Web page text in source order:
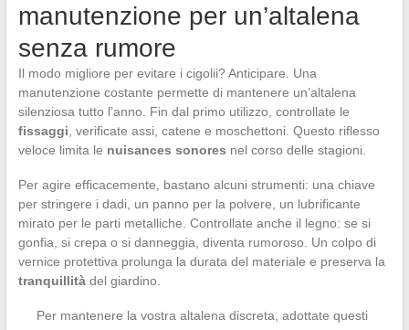
manutenzione per un’altalena
senza rumore
Il modo migliore per evitare i cigolii? Anticipare. Una
manutenzione costante permette di mantenere un’altalena
silenziosa tutto l’anno. Fin dal primo utilizzo, controllate le
fissaggi , verificate assi, catene e moschettoni. Questo riflesso
veloce limita le nuisances sonores nel corso delle stagioni.
Per agire efficacemente, bastano alcuni strumenti: una chiave
per stringere i dadi, un panno per la polvere, un lubrificante
mirato per le parti metalliche. Controllate anche il legno: se si
gonfia, si crepa o si danneggia, diventa rumoroso. Un colpo di
vernice protettiva prolunga la durata del materiale e preserva la
tranquillitàdel giardino.
Per mantenere la vostra altalena discreta, adottate questi